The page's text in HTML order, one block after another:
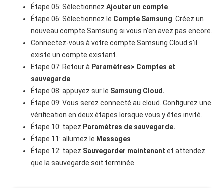
Étape 05: SélectionnezAjouter un compte.
Étape 06: Sélectionnez le Compte Samsung. Créez un
nouveau compte Samsung si vous n'en avez pas encore.
Connectez-vous à votre compte Samsung Cloud s'il
existe un compte existant.
Etape 07: Retour à Paramètres> Comptes et
sauvegarde.
Étape 08: appuyez sur le Samsung Cloud.
Étape 09: Vous serez connecté au cloud. Configurez une
vérification en deux étapes lorsque vous y êtes invité.
Étape 10: tapez Paramètres de sauvegarde.
Étape 11: allumez le Messages
Étape 12: tapez Sauvegarder maintenantet attendez
que la sauvegarde soit terminée.